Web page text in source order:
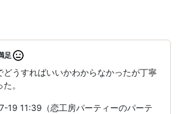
足
どうすればいいかわからなかったが丁寧
。
19 11:39（恋工房パーティーのパーテ